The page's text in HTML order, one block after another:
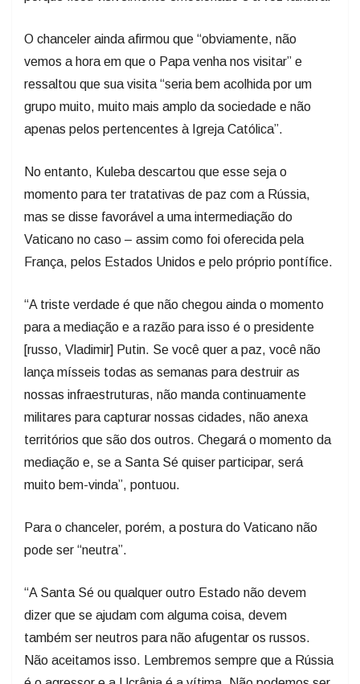
O chanceler ainda afirmou que “obviamente, não
vemos a hora em que o Papa venha nos visitar” e
ressaltou que sua visita “seria bem acolhida por um
grupo muito, muito mais amplo da sociedade e não
apenas pelos pertencentes à Igreja Católica”.
No entanto, Kuleba descartou que esse seja o
momento para ter tratativas de paz com a Rússia,
mas se disse favorável a uma intermediação do
Vaticano no caso – assim como foi oferecida pela
França, pelos Estados Unidos e pelo próprio pontífice.
“A triste verdade é que não chegou ainda o momento
para a mediação e a razão para isso é o presidente
[russo, Vladimir] Putin. Se você quer a paz, você não
lança mísseis todas as semanas para destruir as
nossas infraestruturas, não manda continuamente
militares para capturar nossas cidades, não anexa
territórios que são dos outros. Chegará o momento da
mediação e, se a Santa Sé quiser participar, será
muito bem-vinda”, pontuou.
Para o chanceler, porém, a postura do Vaticano não
pode ser “neutra”.
“A Santa Sé ou qualquer outro Estado não devem
dizer que se ajudam com alguma coisa, devem
também ser neutros para não afugentar os russos.
Não aceitamos isso. Lembremos sempre que a Rússia